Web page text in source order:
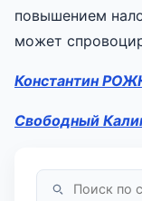
повышением
может
Константин
Свободный